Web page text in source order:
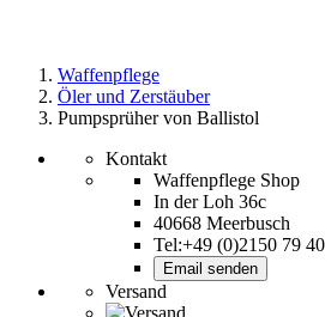
Waffenpflege
Öler und Zerstäuber
Pumpsprüher von Ballistol
Kontakt
Waffenpflege Shop
In der Loh 36c
40668 Meerbusch
Tel:+49 (0)2150 79
Email senden
Versand